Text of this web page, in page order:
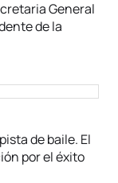
General
de la
de baile. El
por el éxito